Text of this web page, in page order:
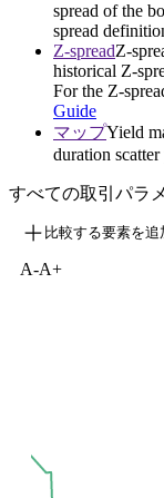
spread of the
spread
Z-spreadZ-
historical Z-
For the Z-
Guide
マップYield
duration
すべての取引パラ
比較する要素を追